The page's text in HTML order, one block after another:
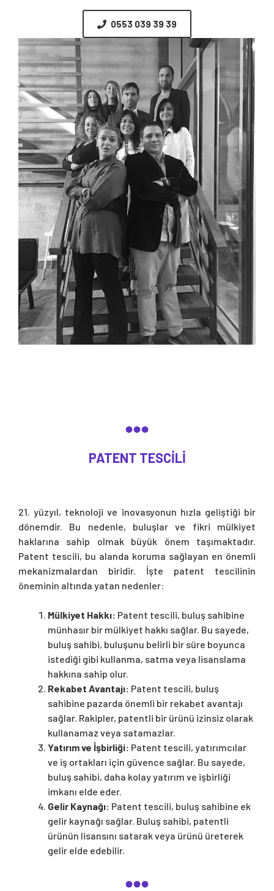
0553 039 39 39
PATENT TESCILI
21. yüzyıl, teknoloji ve inovasyonun hızla geliştiği bir
dönemdir. Bu nedenle, buluşlar ve fikri mülkiyet
haklarına sahip olmak büyük önem taşımaktadır.
Patent tescili, bu alanda koruma sağlayan en önemli
mekanizmalardan biridir. İşte patent tescilinin
öneminin altında yatan nedenler:
Mülkiyet Hakkı: Patent tescili, buluş sahibine
münhasır bir mülkiyet hakkı sağlar. Bu sayede,
buluş sahibi, buluşunu belirli bir süre boyunca
istediği gibi kullanma, satma veya lisanslama
hakkına sahip olur.
Rekabet Avantajı: Patent tescili, buluş
sahibine pazarda önemli bir rekabet avantajı
sağlar. Rakipler, patentli bir ürünü izinsiz olarak
kullanamaz veya satamazlar.
Yatırım ve İşbirliği: Patent tescili, yatırımcılar
ve iş ortakları için güvence sağlar. Bu sayede,
buluş sahibi, daha kolay yatırım ve işbirliği
imkanı elde eder.
Gelir Kaynağı: Patent tescili, buluş sahibine ek
gelir kaynağı sağlar. Buluş sahibi, patentli
ürünün lisansını satarak veya ürünü üreterek
gelir elde edebilir.